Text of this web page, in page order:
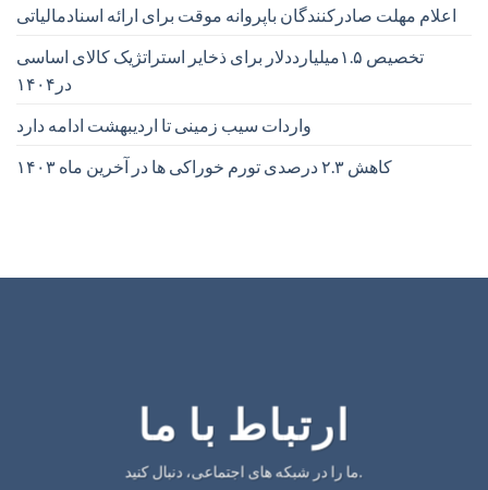
اعلام مهلت صادرکنندگان باپروانه موقت برای ارائه اسنادمالیاتی
تخصیص ۱.۵میلیارددلار برای ذخایر استراتژیک کالای اساسی
در۱۴۰۴
واردات سیب زمینی تا اردیبهشت ادامه دارد
کاهش ۲.۳ درصدی تورم خوراکی ها در آخرین ماه ۱۴۰۳
ارتباط با ما
ما را در شبکه های اجتماعی، دنبال کنید.